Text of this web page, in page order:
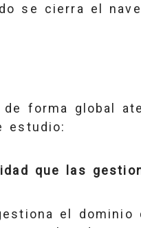
se cierra el
forma global
estudio:
que las
el